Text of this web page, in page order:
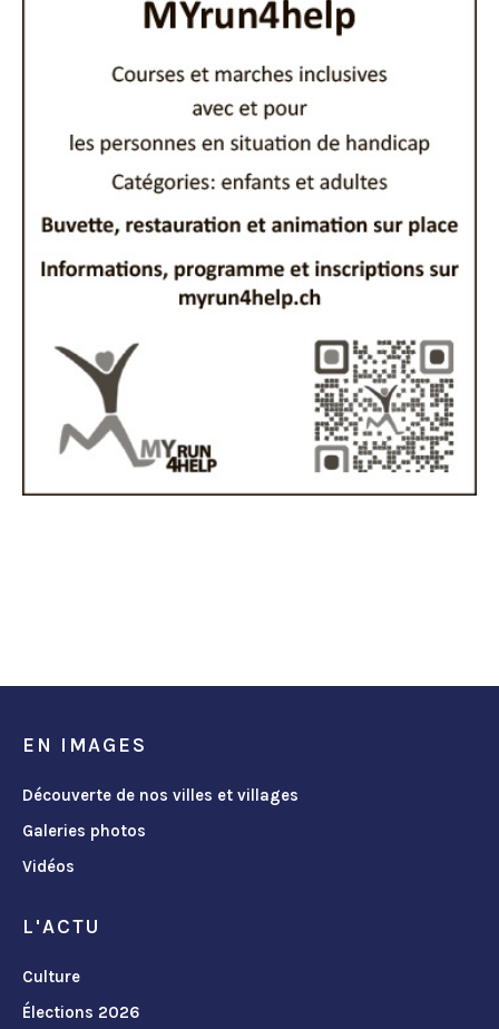
EN IMAGES
Découverte de nos villes et villages
Galeries photos
Vidéos
L'ACTU
Culture
Élections 2026